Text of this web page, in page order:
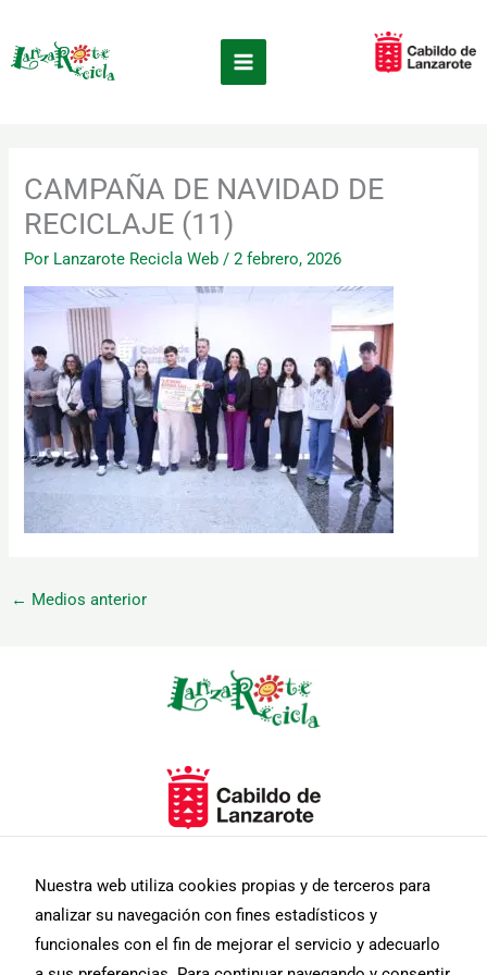
contenido
CAMPAÑA DE NAVIDAD DE
RECICLAJE (11)
Por Lanzarote Recicla Web /2 febrero, 2026
← Medios anterior
Nuestra web utiliza cookies propias y de terceros para
analizar su navegación con fines estadísticos y
funcionales con el fin de mejorar el servicio y adecuarlo
Necesarias
Estas
Son
necesarias
para que
web.
Estadísticas
Para que